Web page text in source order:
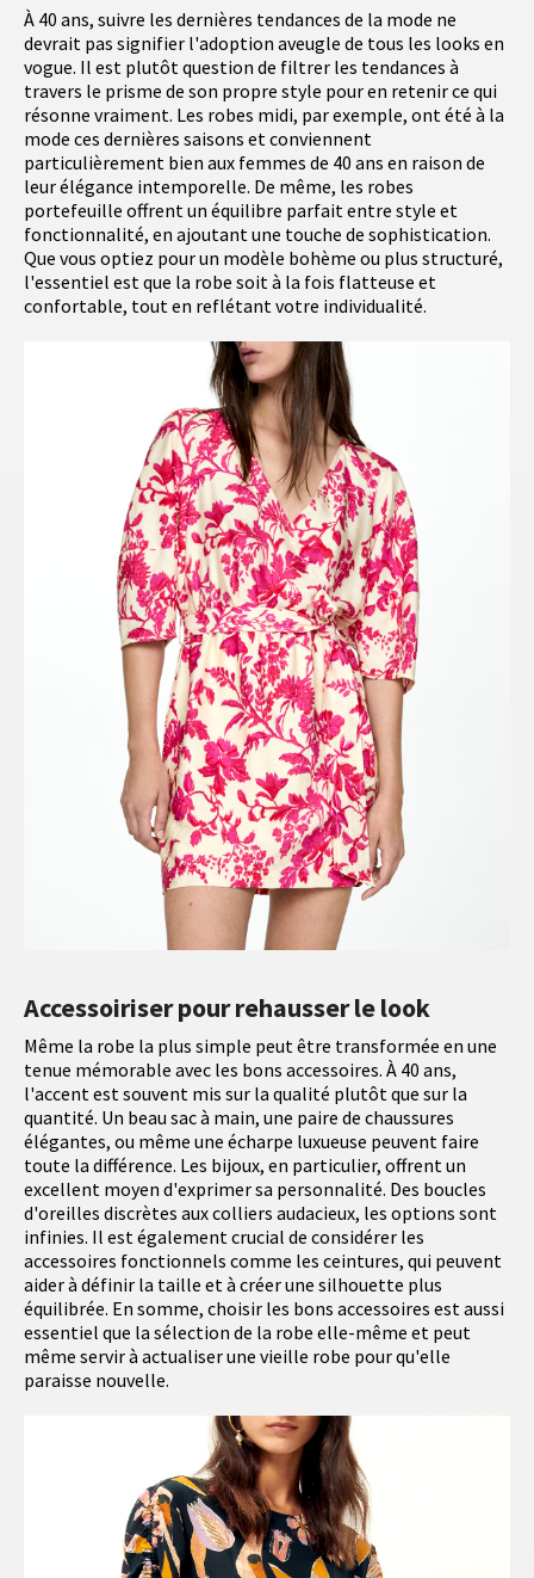
À 40 ans, suivre les dernières tendances de la mode ne
devrait pas signifier l'adoption aveugle de tous les looks en
vogue. Il est plutôt question de filtrer les tendances à
travers le prisme de son propre style pour en retenir ce qui
résonne vraiment. Les robes midi, par exemple, ont été à la
mode ces dernières saisons et conviennent
particulièrement bien aux femmes de 40 ans en raison de
leur élégance intemporelle. De même, les robes
portefeuille offrent un équilibre parfait entre style et
fonctionnalité, en ajoutant une touche de sophistication.
Que vous optiez pour un modèle bohème ou plus structuré,
l'essentiel est que la robe soit à la fois flatteuse et
confortable, tout en reflétant votre individualité.
Accessoiriser pour rehausser le look
Même la robe la plus simple peut être transformée en une
tenue mémorable avec les bons accessoires. À 40 ans,
l'accent est souvent mis sur la qualité plutôt que sur la
quantité. Un beau sac à main, une paire de chaussures
élégantes, ou même une écharpe luxueuse peuvent faire
toute la différence. Les bijoux, en particulier, offrent un
excellent moyen d'exprimer sa personnalité. Des boucles
d'oreilles discrètes aux colliers audacieux, les options sont
infinies. Il est également crucial de considérer les
accessoires fonctionnels comme les ceintures, qui peuvent
aider à définir la taille et à créer une silhouette plus
équilibrée. En somme, choisir les bons accessoires est aussi
essentiel que la sélection de la robe elle-même et peut
même servir à actualiser une vieille robe pour qu'elle
paraisse nouvelle.